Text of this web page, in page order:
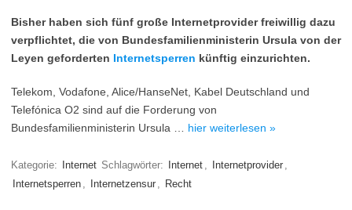
Bisher haben sich fünf große Internetprovider freiwillig dazu
verpflichtet, die von Bundesfamilienministerin Ursula von der
Leyen geforderten Internetsperren künftig einzurichten.
Telekom, Vodafone, Alice/HanseNet, Kabel Deutschland und
Telefónica O2 sind auf die Forderung von
Bundesfamilienministerin Ursula … hier weiterlesen »
Kategorie: Internet Schlagwörter: Internet , Internetprovider ,
Internetsperren , Internetzensur , Recht